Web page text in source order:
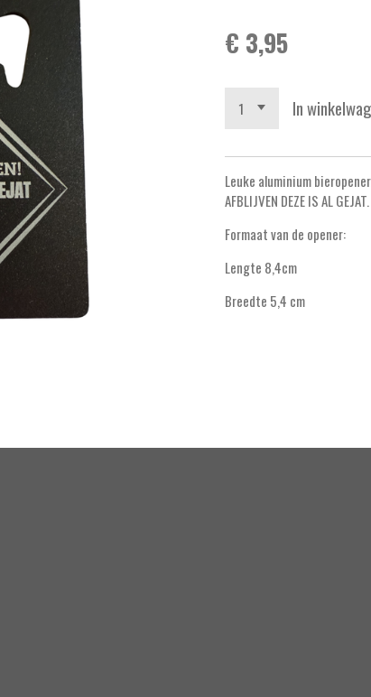
€ 3,95
In
Leuke aluminium
AFBLIJVEN DEZE IS AL GEJAT.
Formaat van de opener:
Lengte 8,4cm
Breedte 5,4 cm